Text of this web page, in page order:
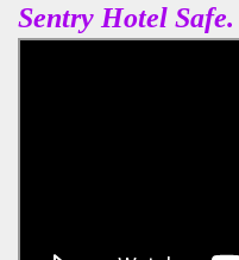
Sentry Hotel Safe.